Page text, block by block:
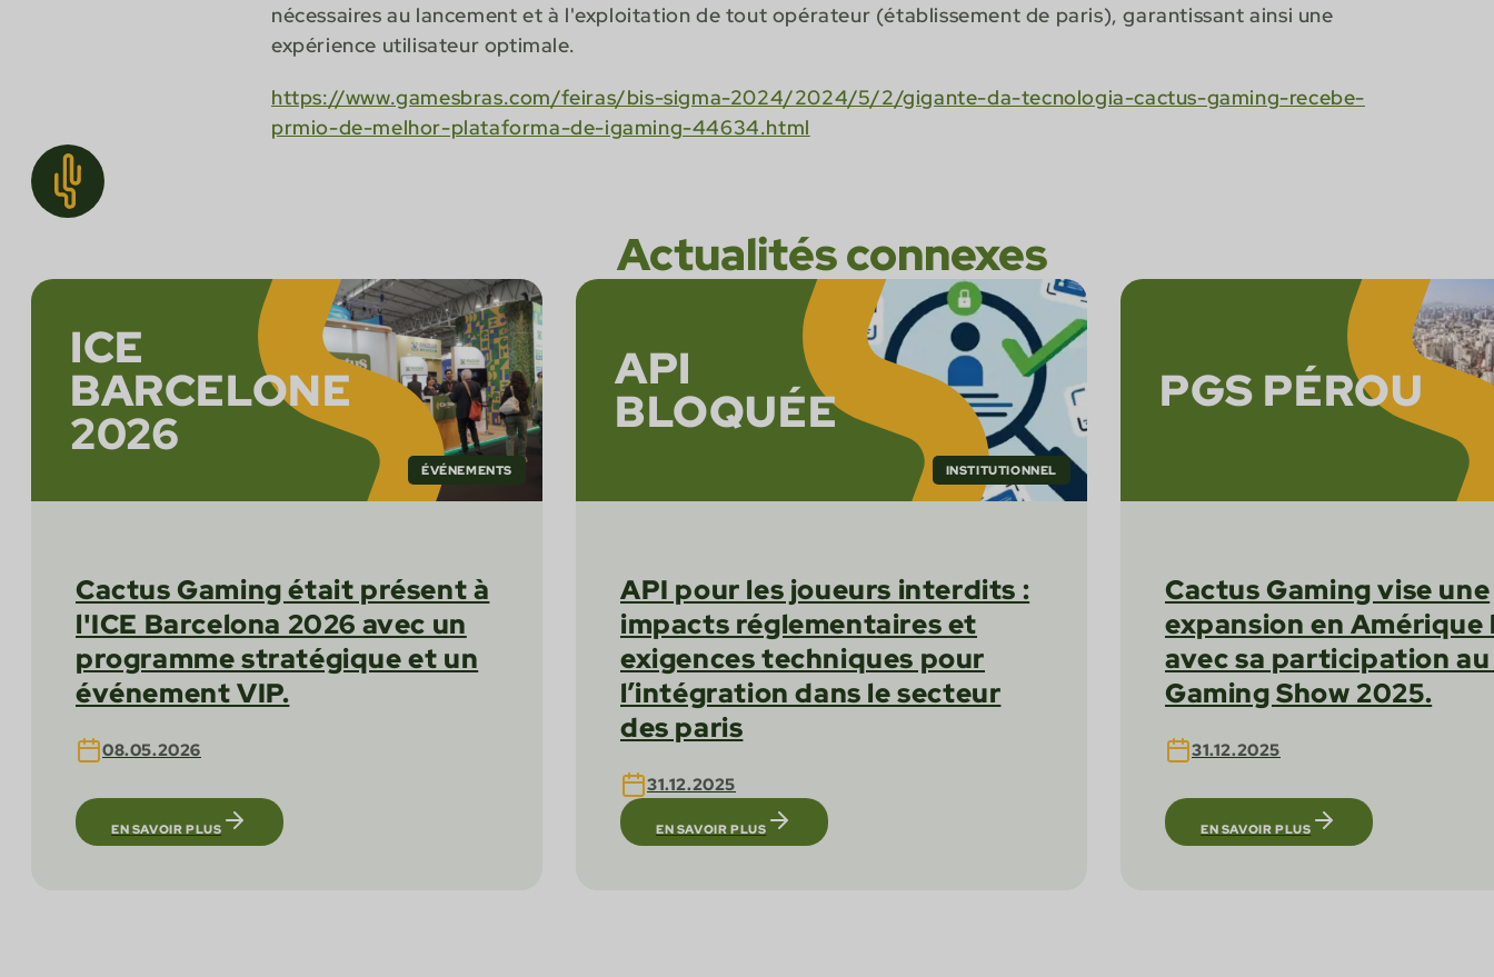
nécessaires au lancement et à l'exploitation de tout opérateur (établissement de paris), garantissant ainsi une
expérience utilisateur optimale.
https://www.gamesbras.com/feiras/bis-sigma-2024/2024/5/2/gigante-da-tecnologia-cactus-gaming-recebe-
prmio-de-melhor-plataforma-de-igaming-44634.html
Actualités connexes
ICE
BARCELONE
2026
ÉVÉNEMENTS
Cactus Gaming était présent à
l'ICE Barcelona 2026 avec un
programme stratégique et un
événement VIP.
08.05.2026
EN SAVOIR PLUS
API
BLOQUÉE
INSTITUTIONNEL
API pour les joueurs interdits :
impacts réglementaires et
exigences techniques pour
l’intégration dans le secteur
des paris
31.12.2025
EN SAVOIR PLUS
PGS PÉROU
Cactus Gaming vise une
expansion en Amérique
avec sa participation
Gaming Show 2025.
31.12.2025
EN SAVOIR PLUS